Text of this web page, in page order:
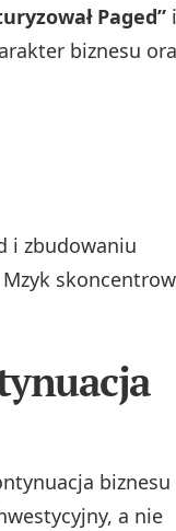
Paged”
biznesu
i zbudowaniu
Mzyk
biznesu
a nie